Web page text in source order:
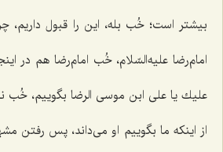
بیشتر است؛ خُب بله، این را قبول داریم،
امام‌رضا علیه‌السّلام، خُب امام‌رضا هم در
علیك یا علی ابن موسی الرضا بگوییم، خُب
از اینكه ما بگوییم او می‌داند، پس رفتن